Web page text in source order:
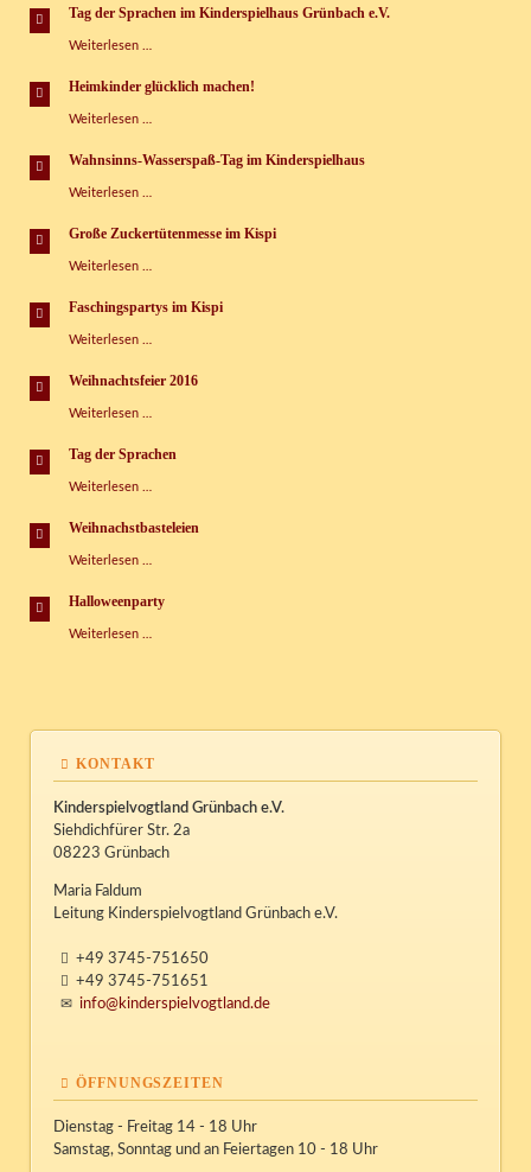
machen“
Tag der Sprachen im Kinderspielhaus Grünbach e.V.
Weiterlesen …
Sprachen
Kinderspielhaus
e.V.
Heimkinder glücklich machen!
Weiterlesen …
machen!
Wahnsinns-Wasserspaß-Tag im Kinderspielhaus
Weiterlesen …
Tag
Kinderspielhaus
Große Zuckertütenmesse im Kispi
Weiterlesen …
im
Faschingspartys im Kispi
Weiterlesen …
Kispi
Weihnachtsfeier 2016
Weiterlesen …
Tag der Sprachen
Weiterlesen …
Sprachen
Weihnachstbasteleien
Weiterlesen …
Halloweenparty
Weiterlesen …
KONTAKT
Kinderspielvogtland Grünbach e.V.
Siehdichfürer Str. 2a
08223 Grünbach
Maria Faldum
Leitung Kinderspielvogtland Grünbach e.V.
+49 3745-751650
+49 3745-751651
info@kinderspielvogtland.de
ÖFFNUNGSZEITEN
Dienstag - Freitag 14 - 18 Uhr
Samstag, Sonntag und an Feiertagen 10 - 18 Uhr